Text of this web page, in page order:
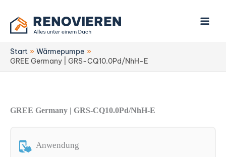
Inhalt
springen
Start
Wärmepumpe
GREE Germany | GRS-CQ10.0Pd/NhH-E
GREE Germany | GRS-CQ10.0Pd/NhH-E
Anwendung